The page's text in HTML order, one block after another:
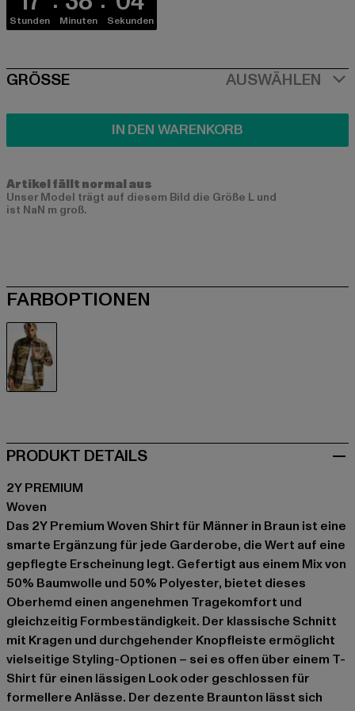
Stunden Minuten Sekunden
SIZE
GRÖSSE AUSWÄHLEN
IN DEN WARENKORB
Artikel fällt normal aus
Unser Model trägt auf diesem Bild die Größe L und
ist NaN m groß.
FARBOPTIONEN
PRODUKT DETAILS
2Y PREMIUM
Woven
Das 2Y Premium Woven Shirt für Männer in Braun ist eine
smarte Ergänzung für jede Garderobe, die Wert auf eine
gepflegte Erscheinung legt. Gefertigt aus einem Mix von
50% Baumwolle und 50% Polyester, bietet dieses
Oberhemd einen angenehmen Tragekomfort und
gleichzeitig Formbeständigkeit. Der klassische Schnitt
mit Kragen und durchgehender Knopfleiste ermöglicht
vielseitige Styling-Optionen – sei es offen über einem T-
Shirt für einen lässigen Look oder geschlossen für
formellere Anlässe. Der dezente Braunton lässt sich